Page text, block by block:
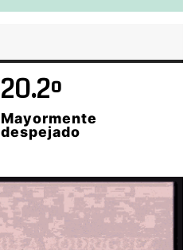
20.2º
Mayormente
despejado